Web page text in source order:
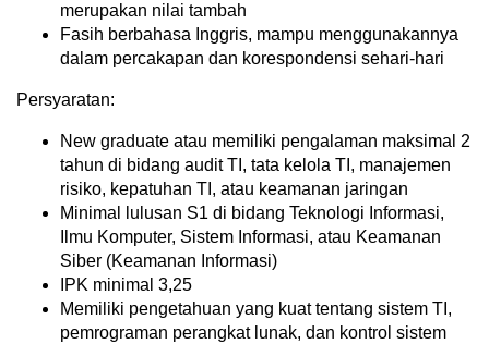
merupakan nilai tambah
Fasih berbahasa Inggris, mampu menggunakannya
dalam percakapan dan korespondensi sehari-hari
Persyaratan:
New graduate atau memiliki pengalaman maksimal 2
tahun di bidang audit TI, tata kelola TI, manajemen
risiko, kepatuhan TI, atau keamanan jaringan
Minimal lulusan S1 di bidang Teknologi Informasi,
Ilmu Komputer, Sistem Informasi, atau Keamanan
Siber (Keamanan Informasi)
IPK minimal 3,25
Memiliki pengetahuan yang kuat tentang sistem TI,
pemrograman perangkat lunak, dan kontrol sistem